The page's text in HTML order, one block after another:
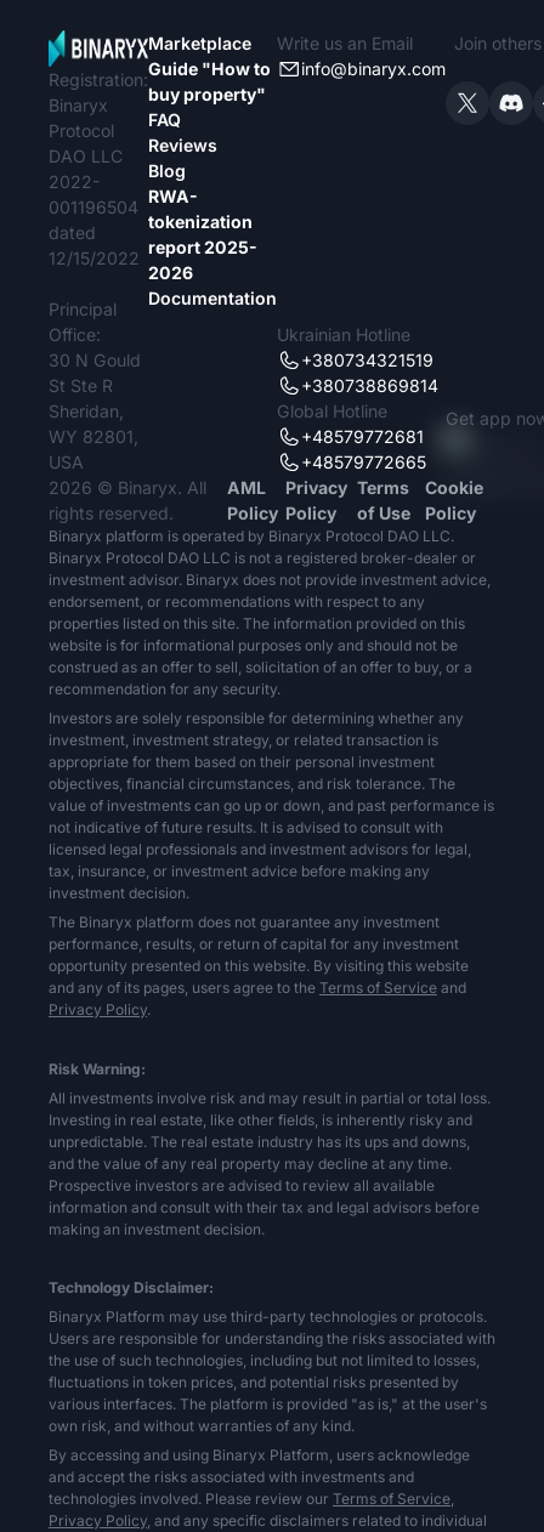
Registration:
Binaryx
Protocol
DAO LLC
2022-
001196504
dated
12/15/2022
Principal
Office:
30 N Gould
St Ste R
Sheridan,
WY 82801,
USA
Marketplace
Guide "How to
buy property"
FAQ
Reviews
Blog
RWA-
tokenization
report 2025-
2026
Documentation
Write us an Email
info@binaryx.com
Ukrainian Hotline
+380734321519
+380738869814
Global Hotline
+48579772681
+48579772665
Join
Get app
2026 © Binaryx. All
rights reserved.
AML
Policy
Privacy
Policy
Terms
of Use
Cookie
Policy
Binaryx platform is operated by Binaryx Protocol DAO LLC.
Binaryx Protocol DAO LLC is not a registered broker-dealer or
investment advisor. Binaryx does not provide investment advice,
endorsement, or recommendations with respect to any
properties listed on this site. The information provided on this
website is for informational purposes only and should not be
construed as an offer to sell, solicitation of an offer to buy, or a
recommendation for any security.
Investors are solely responsible for determining whether any
investment, investment strategy, or related transaction is
appropriate for them based on their personal investment
objectives, financial circumstances, and risk tolerance. The
value of investments can go up or down, and past performance is
not indicative of future results. It is advised to consult with
licensed legal professionals and investment advisors for legal,
tax, insurance, or investment advice before making any
investment decision.
The Binaryx platform does not guarantee any investment
performance, results, or return of capital for any investment
opportunity presented on this website. By visiting this website
and any of its pages, users agree to the Terms of Service and
Privacy Policy.
Risk Warning:
All investments involve risk and may result in partial or total loss.
Investing in real estate, like other fields, is inherently risky and
unpredictable. The real estate industry has its ups and downs,
and the value of any real property may decline at any time.
Prospective investors are advised to review all available
information and consult with their tax and legal advisors before
making an investment decision.
Technology Disclaimer:
Binaryx Platform may use third-party technologies or protocols.
Users are responsible for understanding the risks associated with
the use of such technologies, including but not limited to losses,
fluctuations in token prices, and potential risks presented by
various interfaces. The platform is provided "as is," at the user's
own risk, and without warranties of any kind.
By accessing and using Binaryx Platform, users acknowledge
and accept the risks associated with investments and
technologies involved. Please review our Terms of Service,
Privacy Policy, and any specific disclaimers related to individual